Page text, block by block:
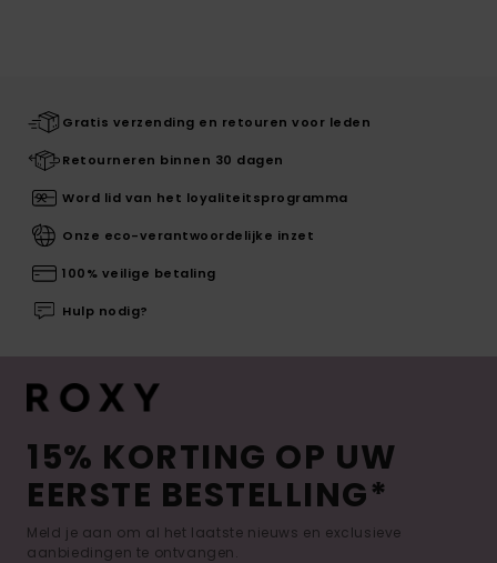
Gratis verzending en retouren voor leden
Retourneren binnen 30 dagen
Word lid van het loyaliteitsprogramma
Onze eco-verantwoordelijke inzet
100% veilige betaling
Hulp nodig?
15% KORTING OP UW
EERSTE BESTELLING*
Meld je aan om al het laatste nieuws en exclusieve
aanbiedingen te ontvangen.